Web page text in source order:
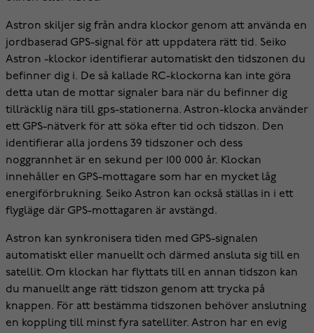
Astron skiljer sig från andra klockor genom att använda en
jordbaserad GPS-signal för att uppdatera rätt tid. Seiko
Astron -klockor identifierar automatiskt den tidszonen du
befinner dig i. De så kallade RC-klockorna kan inte göra
detta utan de mottar signaler bara när du befinner dig
tillräcklig nära till gps-stationerna. Astron-klocka använder
ett GPS-nätverk för att söka efter tid och tidszon. Den
identifierar alla jordens 39 tidszoner och dess
noggrannhet är en sekund per 100 000 år. Klockan
innehåller en GPS-mottagare som har en mycket låg
energiförbrukning. Seiko Astron kan också ställas in i ett
flygläge där GPS-mottagaren är avstängd.
Astron kan synkronisera tiden med GPS-signalen
automatiskt eller manuellt och därmed ansluta sig till en
satellit. Om klockan har flyttats till en annan tidszon kan
du manuellt ange rätt tidszon genom att trycka på
knappen. För att bestämma tidszonen behöver anslutning
en koppling till minst fyra satelliter. Astron har en evig